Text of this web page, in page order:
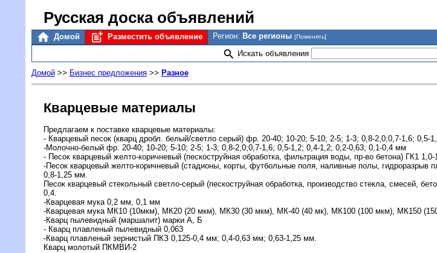
Русская доска объявлений
Домой Разместить объявление Регион: Все регионы [Поменять]
Искать объявления
Домой>> Бизнес предложения>> Разное
Кварцевые материалы
Предлагаем к поставке кварцевые материалы:
- Кварцевый песок (кварц дробл. белый/светло серый) фр. 20-40; 10-20; 5-10; 2-5; 1-3; 0,8-2,0;0,7-1,6; 0,5-
-Молочно-белый фр. 20-40; 10-20; 5-10; 2-5; 1-3; 0,8-2,0;0,7-1,6; 0,5-1,2; 0,4-1,2; 0,2-0,63; 0,1-0,4 мм
- Песок кварцевый желто-коричневый (пескоструйная обработка, фильтрация воды, пр-во бетона) ГК1
-Песок кварцевый желто-коричневый (стадионы, корты, футбольные поля, наливные полы, гидроразрыв
0,8-1,25 мм.
Песок кварцевый стекольный светло-серый (пескоструйная обработка, производство стекла, смесей,
0,4.
-Кварцевая мука 0,2 мм, 0,1 мм
-Кварцевая мука МК10 (10мкм), МК20 (20 мкм), МК30 (30 мкм), МК-40 (40 мк), МК100 (100 мкм), МК150
-Кварц пылевидный (маршалит) марки А, Б
- Кварц плавленый пылевидный 0,063
-Кварц плавленый зернистый ПКЗ 0,125-0,4 мм; 0,4-0,63 мм; 0,63-1,25 мм.
Кварц молотый ПКМВИ-2